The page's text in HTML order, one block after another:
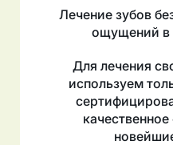
Лечение зубов
ощущений в
Для лечения
используем